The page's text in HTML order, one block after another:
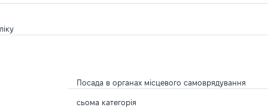
Посада в органах місцевого самоврядування
сьома категорія